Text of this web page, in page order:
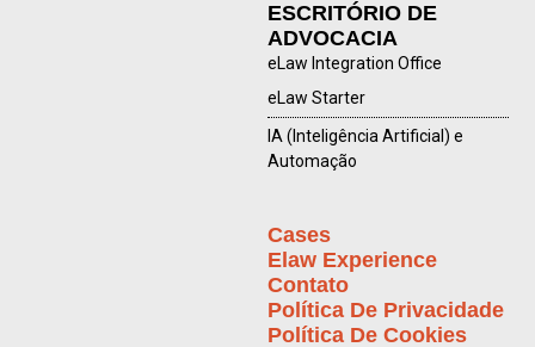
ESCRITÓRIO DE
ADVOCACIA
eLaw Integration Office
eLaw Starter
IA (Inteligência Artificial) e
Automação
Cases
Elaw Experience
Contato
Política De Privacidade
Política De Cookies